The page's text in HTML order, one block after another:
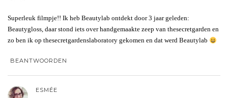
Superleuk filmpje!! Ik heb Beautylab ontdekt door 3 jaar geleden:
Beautygloss, daar stond iets over handgemaakte zeep van thesecretgarden en
zo ben ik op thesecretgardenslaboratory gekomen en dat werd Beautylab
BEANTWOORDEN
ESMÉE